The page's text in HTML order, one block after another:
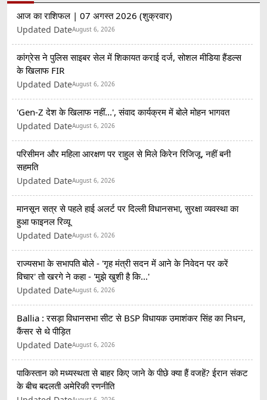
आज का राशिफल | 07 अगस्त 2026 (शुक्रवार)
Updated DateAugust 6, 2026
कांग्रेस ने पुलिस साइबर सेल में शिकायत कराई दर्ज, सोशल मीडिया हैंडल्स
के खिलाफ FIR
Updated DateAugust 6, 2026
'Gen-Z देश के खिलाफ नहीं...', संवाद कार्यक्रम में बोले मोहन भागवत
Updated DateAugust 6, 2026
परिसीमन और महिला आरक्षण पर राहुल से मिले किरेन रिजिजू, नहीं बनी
सहमति
Updated DateAugust 6, 2026
मानसून सत्र से पहले हाई अलर्ट पर दिल्ली विधानसभा, सुरक्षा व्यवस्था का
हुआ फाइनल रिव्यू
Updated DateAugust 6, 2026
राज्यसभा के सभापति बोले - 'गृह मंत्री सदन में आने के निवेदन पर करें
विचार' तो खरगे ने कहा - 'मुझे खुशी है कि...'
Updated DateAugust 6, 2026
Ballia : रसड़ा विधानसभा सीट से BSP विधायक उमाशंकर सिंह का निधन,
कैंसर से थे पीड़ित
Updated DateAugust 6, 2026
पाकिस्तान को मध्यस्थता से बाहर किए जाने के पीछे क्या हैं वजहें? ईरान संकट
के बीच बदलती अमेरिकी रणनीति